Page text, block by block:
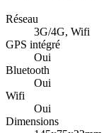
Réseau
3G/4G, Wifi
GPS intégré
Oui
Bluetooth
Oui
Wifi
Oui
Dimensions